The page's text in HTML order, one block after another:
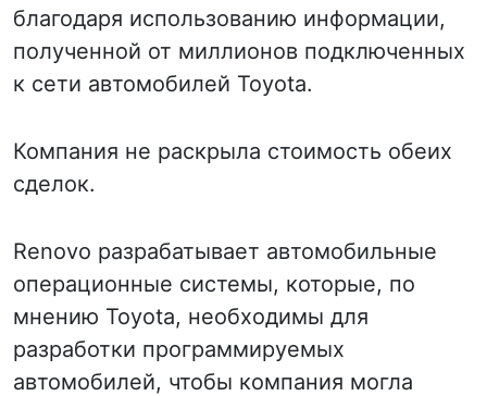
благодаря использованию информации,
полученной от миллионов подключенных
к сети автомобилей Toyota.
Компания не раскрыла стоимость обеих
сделок.
Renovo разрабатывает автомобильные
операционные системы, которые, по
мнению Toyota, необходимы для
разработки программируемых
автомобилей, чтобы компания могла